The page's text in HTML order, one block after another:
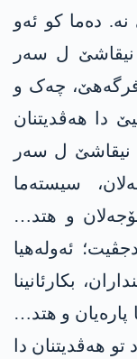
دەما کو ئەو
نیقاشێ ل سەر
چەک و
دا ھەڤدیتنان
نیقاشێ ل سەر
سیستەما
و ھتد…
ئەولەھیا
بکارئانینا
پارەیان و ھتد…
ھەڤدیتنان دا